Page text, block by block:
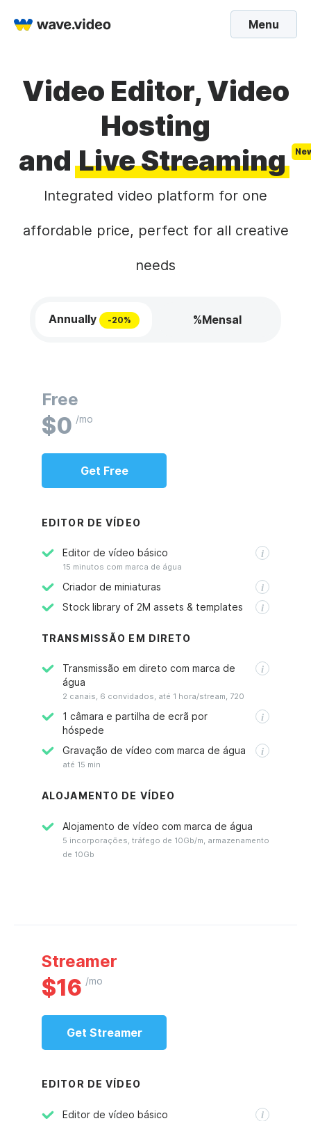
Menu
Video Editor, Video
Hosting
and Live Streaming
Integrated video platform for one
affordable price, perfect for all creative
needs
Annually -20% %Mensal
Free
$0 /mo
Get Free
EDITOR DE VÍDEO
Editor de vídeo básico
15 minutos com marca de água
Criador de miniaturas
Stock library of 2M assets & templates
TRANSMISSÃO EM DIRETO
Transmissão em direto com marca de
água
2 canais, 6 convidados, até 1 hora/stream, 720
1 câmara e partilha de ecrã por
hóspede
Gravação de vídeo com marca de água
até 15 min
ALOJAMENTO DE VÍDEO
Alojamento de vídeo com marca de água
5 incorporações, tráfego de 10Gb/m, armazenamento
de 10Gb
Streamer
$16 /mo
Get Streamer
EDITOR DE VÍDEO
Editor de vídeo básico